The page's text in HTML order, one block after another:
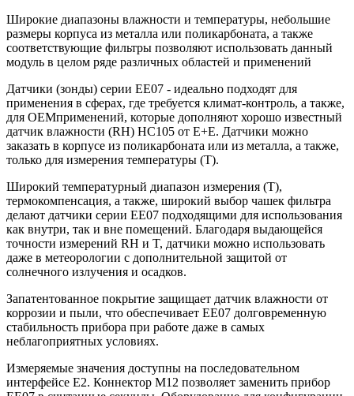
Широкие диапазоны влажности и температуры, небольшие
размеры корпуса из металла или поликарбоната, а также
соответствующие фильтры позволяют использовать данный
модуль в целом ряде различных областей и применений
Датчики (зонды) серии EE07 - идеально подходят для
применения в сферах, где требуется климат-контроль, а также,
для OEMприменений, которые дополняют хорошо известный
датчик влажности (RH) HC105 от E+E. Датчики можно
заказать в корпусе из поликарбоната или из металла, а также,
только для измерения температуры (T).
Широкий температурный диапазон измерения (T),
термокомпенсация, а также, широкий выбор чашек фильтра
делают датчики серии EE07 подходящими для использования
как внутри, так и вне помещений. Благодаря выдающейся
точности измерений RH и T, датчики можно использовать
даже в метеорологии с дополнительной защитой от
солнечного излучения и осадков.
Запатентованное покрытие защищает датчик влажности от
коррозии и пыли, что обеспечивает EE07 долговременную
стабильность прибора при работе даже в самых
неблагоприятных условиях.
Измеряемые значения доступны на последовательном
интерфейсе E2. Коннектор M12 позволяет заменить прибор